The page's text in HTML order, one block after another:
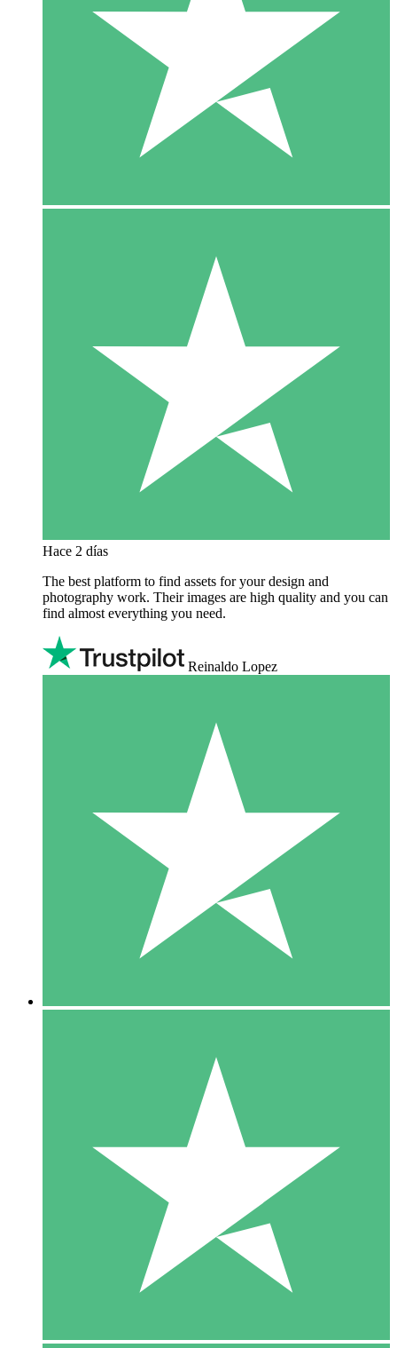
Hace 2 días
The best platform to find assets for your design and
photography work. Their images are high quality and you can
find almost everything you need.
Reinaldo Lopez